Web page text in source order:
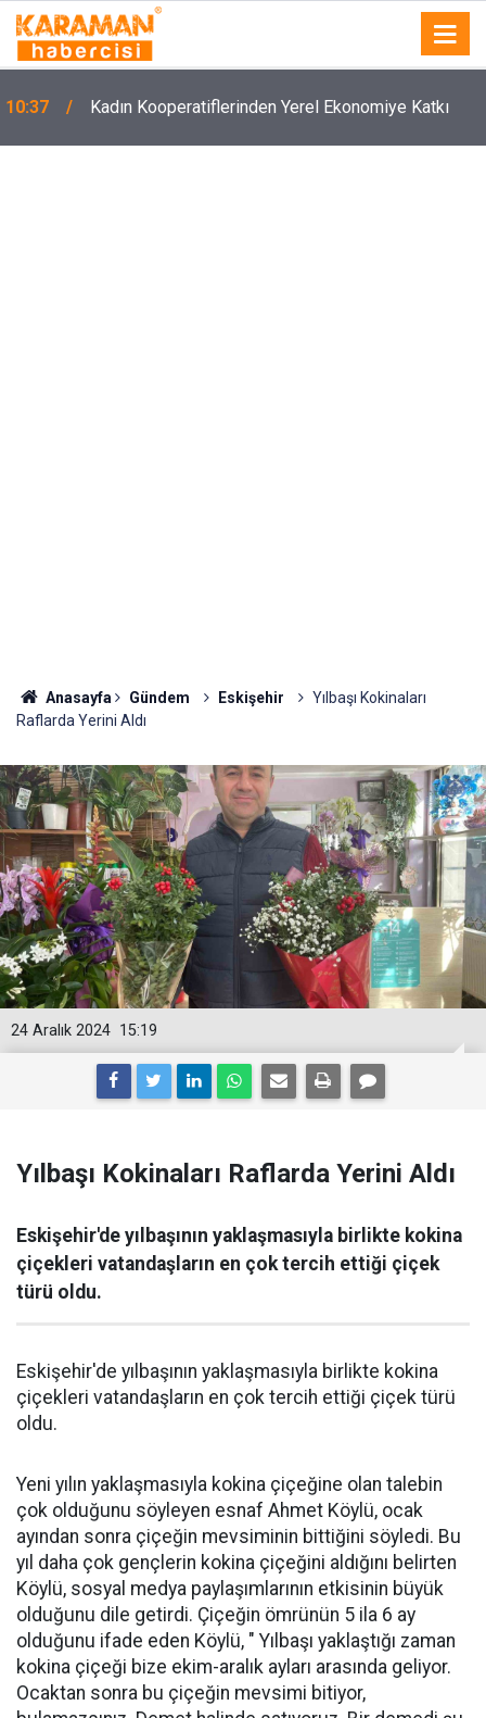
10:37 Kadın Kooperatiflerinden Yerel Ekonomiye Katkı
Anasayfa Gündem Eskişehir
Yılbaşı Kokinaları
Raflarda Yerini Aldı
15:19
24 Aralık 2024
Yılbaşı Kokinaları Raflarda Yerini Aldı
Eskişehir'de yılbaşının yaklaşmasıyla birlikte kokina
çiçekleri vatandaşların en çok tercih ettiği çiçek
türü oldu.
Eskişehir'de yılbaşının yaklaşmasıyla birlikte kokina
çiçekleri vatandaşların en çok tercih ettiği çiçek türü
oldu.
Yeni yılın yaklaşmasıyla kokina çiçeğine olan talebin
çok olduğunu söyleyen esnaf Ahmet Köylü, ocak
ayından sonra çiçeğin mevsiminin bittiğini söyledi. Bu
yıl daha çok gençlerin kokina çiçeğini aldığını belirten
Köylü, sosyal medya paylaşımlarının etkisinin büyük
olduğunu dile getirdi. Çiçeğin ömrünün 5 ila 6 ay
olduğunu ifade eden Köylü, " Yılbaşı yaklaştığı zaman
kokina çiçeği bize ekim-aralık ayları arasında geliyor.
Ocaktan sonra bu çiçeğin mevsimi bitiyor,